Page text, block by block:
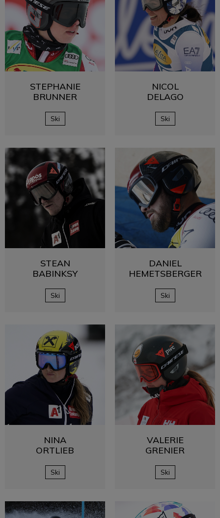
STEPHANIE
BRUNNER
Ski
NICOL
DELAGO
Ski
STEAN
BABINKSY
Ski
DANIEL
HEMETSBERGER
Ski
NINA
ORTLIEB
Ski
VALERIE
GRENIER
Ski